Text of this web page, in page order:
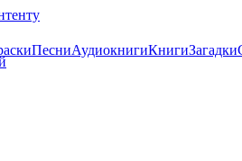
ПесниАудиокнигиКнигиЗагадки